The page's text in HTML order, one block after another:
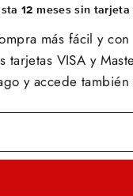
12 meses sin tarjeta
más fácil y
tarjetas VISA y
y accede